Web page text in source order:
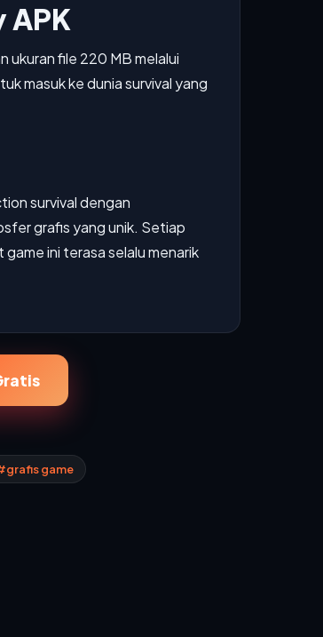
APK
ukuran file 220 MB melalui
masuk ke dunia survival yang
survival dengan
grafis yang unik. Setiap
ini terasa selalu menarik
game